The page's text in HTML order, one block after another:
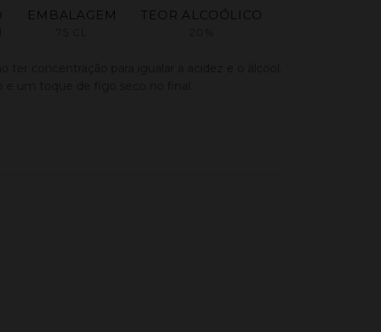
EMBALAGEM TEOR ALCOÓLICO